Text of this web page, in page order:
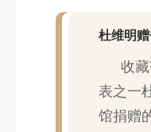
杜维明
收
表之一
馆捐赠